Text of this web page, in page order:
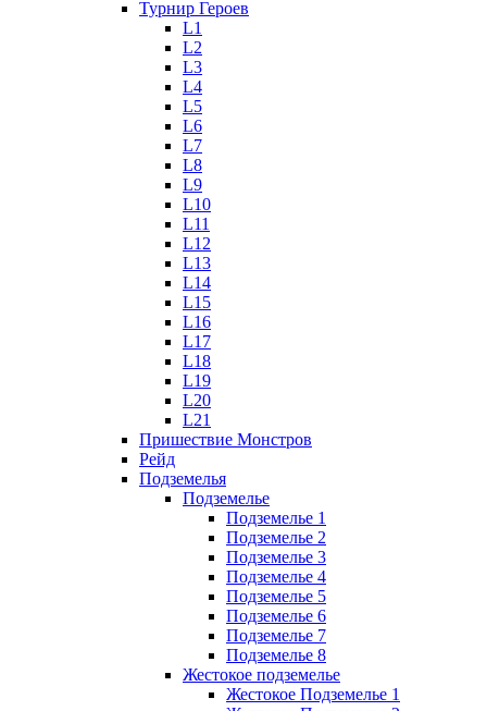
Турнир Героев
L1
L2
L3
L4
L5
L6
L7
L8
L9
L10
L11
L12
L13
L14
L15
L16
L17
L18
L19
L20
L21
Пришествие Монстров
Рейд
Подземелья
Подземелье
Подземелье 1
Подземелье 2
Подземелье 3
Подземелье 4
Подземелье 5
Подземелье 6
Подземелье 7
Подземелье 8
Жестокое подземелье
Жестокое Подземелье 1